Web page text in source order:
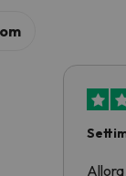
Allora